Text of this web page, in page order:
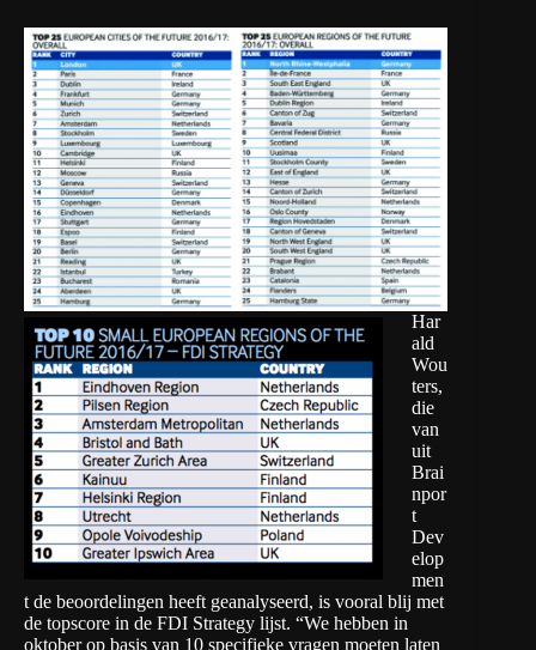
Har
ald
Wou
ters,
die
van
uit
Brai
npor
t
Dev
elop
men
t de beoordelingen heeft geanalyseerd, is vooral blij met
de topscore in de FDI Strategy lijst. “We hebben in
oktober op basis van 10 specifieke vragen moeten laten